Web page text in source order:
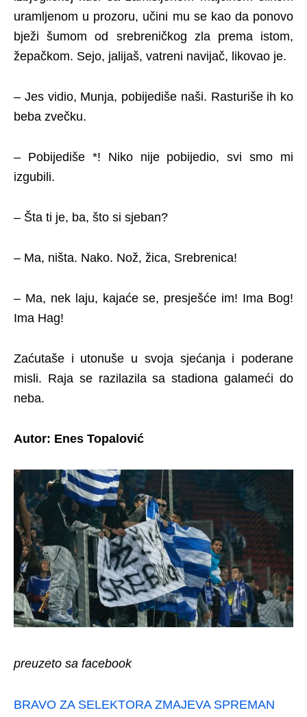
uramljenom u prozoru, učini mu se kao da ponovo
bježi šumom od srebreničkog zla prema istom,
žepačkom. Sejo, jalijaš, vatreni navijač, likovao je.
– Jes vidio, Munja, pobijediše naši. Rasturiše ih ko
beba zvečku.
– Pobijediše *! Niko nije pobijedio, svi smo mi
izgubili.
– Šta ti je, ba, što si sjeban?
– Ma, ništa. Nako. Nož, žica, Srebrenica!
– Ma, nek laju, kajaće se, presješće im! Ima Bog!
Ima Hag!
Zaćutaše i utonuše u svoja sjećanja i poderane
misli. Raja se razilazila sa stadiona galameći do
neba.
Autor: Enes Topalović
preuzeto sa facebook
BRAVO ZA SELEKTORA ZMAJEVA SPREMAN